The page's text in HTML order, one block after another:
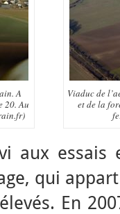
A
20. Au
Viaduc de
et de la
aux essais
qui
En